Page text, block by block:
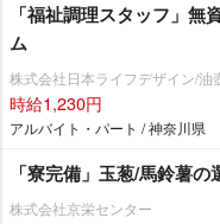
「福祉調理スタッフ」
ム
株式会社日本ライフデザイン/油
時給1,230円
アルバイト・パート / 神奈川県
「寮完備」玉葱/馬鈴薯
株式会社京栄センター